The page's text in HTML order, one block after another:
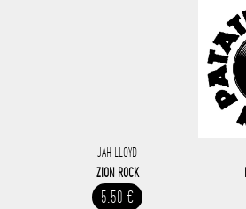
JAH LLOYD
ZION ROCK
5.50 €